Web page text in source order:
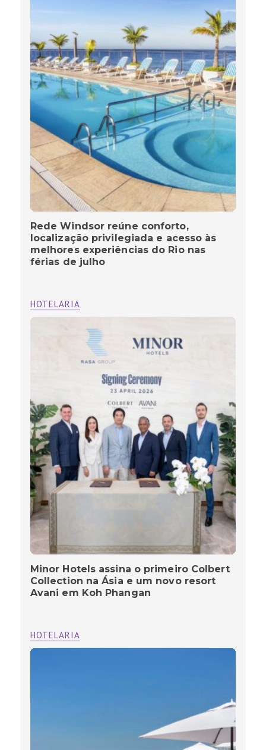
Rede Windsor reúne conforto,
localização privilegiada e acesso às
melhores experiências do Rio nas
férias de julho
HOTELARIA
Minor Hotels assina o primeiro Colbert
Collection na Ásia e um novo resort
Avani em Koh Phangan
HOTELARIA